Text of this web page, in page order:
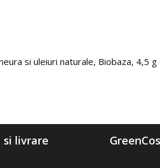
si uleiuri naturale, Biobaza, 4,5 g
si livrare